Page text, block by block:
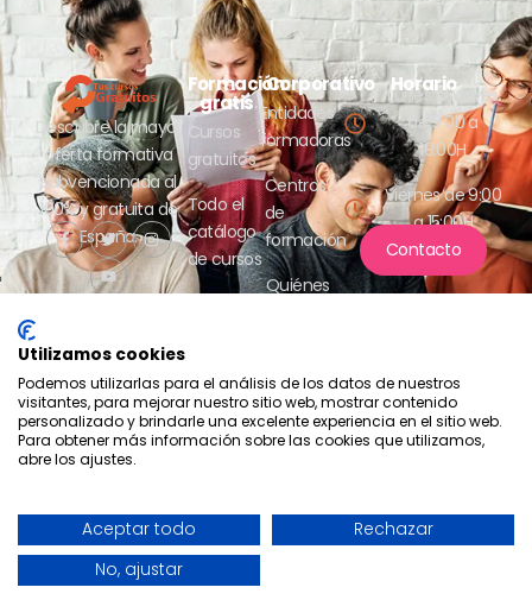
Descubre la mayor
oferta formativa
subvencionada al
100% y gratuita de
España.
Formación
gratis
Cursos
gratuitos
Todo el
catálogo
de cursos
Corporativo
Entidades
formadoras
Centros
de
formación
Quiénes
Horario
Lunes a jueves
de 9:00 a
18:00H
Viernes de 9:00
a 15:00H
Contacto
2026 - Tus cursos gratuitos
- Aesrafor S.L. Política de privacidad
Política de cookies
Utilizamos cookies
Podemos utilizarlas para el análisis de los datos de nuestros
visitantes, para mejorar nuestro sitio web, mostrar contenido
personalizado y brindarle una excelente experiencia en el sitio web.
Para obtener más información sobre las cookies que utilizamos,
abre los ajustes.
Aceptar todo
Rechazar
No, ajustar